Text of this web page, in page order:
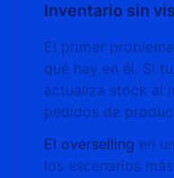
Inventario sin
El primer
qué hay en él. Si
actualiza stock al
pedidos de
El overselling en
los escenarios